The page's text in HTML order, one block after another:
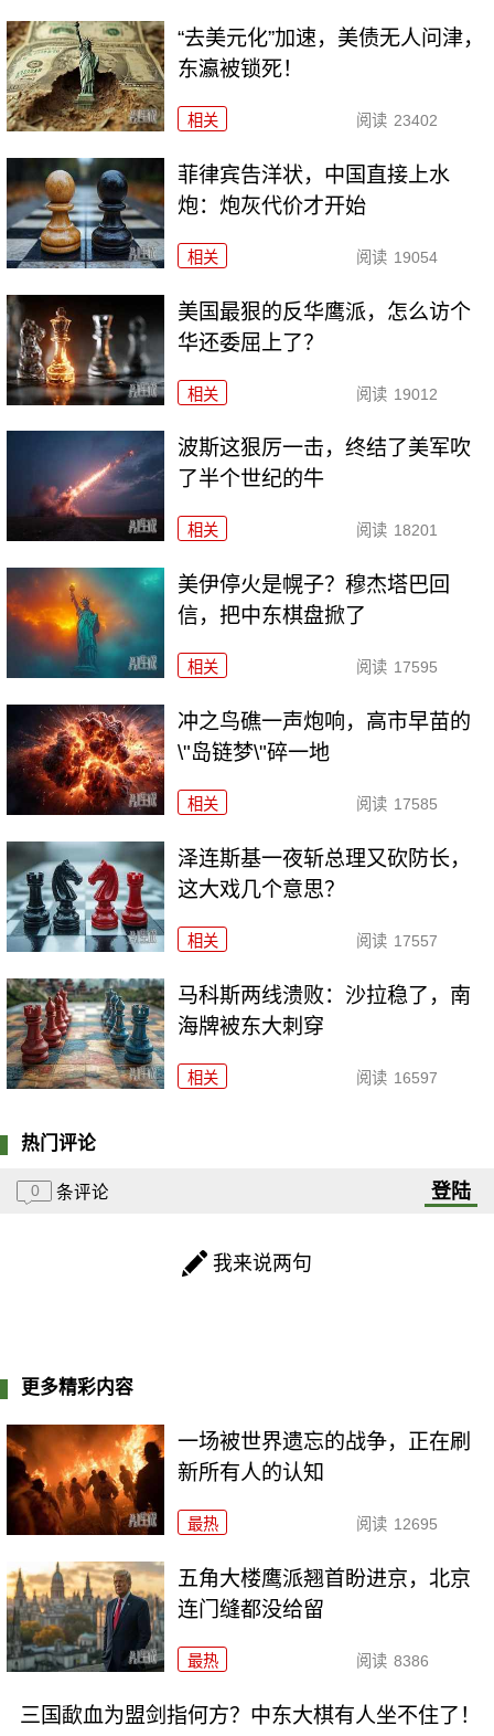
“去美元化”加速，美债无人问津，
东瀛被锁死！
相关 阅读 23402
菲律宾告洋状，中国直接上水
炮：炮灰代价才开始
相关 阅读 19054
美国最狠的反华鹰派，怎么访个
华还委屈上了？
相关 阅读 19012
波斯这狠厉一击，终结了美军吹
了半个世纪的牛
相关 阅读 18201
美伊停火是幌子？穆杰塔巴回
信，把中东棋盘掀了
相关 阅读 17595
冲之鸟礁一声炮响，高市早苗的
\"岛链梦\"碎一地
相关 阅读 17585
泽连斯基一夜斩总理又砍防长，
这大戏几个意思？
相关 阅读 17557
马科斯两线溃败：沙拉稳了，南
海牌被东大刺穿
相关 阅读 16597
热门评论
0 条评论 登陆
我来说两句
更多精彩内容
一场被世界遗忘的战争，正在刷
新所有人的认知
最热 阅读 12695
五角大楼鹰派翘首盼进京，北京
连门缝都没给留
最热 阅读 8386
三国歃血为盟剑指何方？中东大棋有人坐不住了！